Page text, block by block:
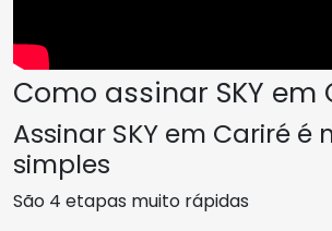
Como assinar SKY em
Assinar SKY em Cariré é
simples
São 4 etapas muito rápidas